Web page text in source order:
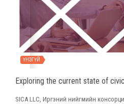
ҮНЭГҮЙ
Exploring the current state of
SICA LLC, Иргэний нийгмийн